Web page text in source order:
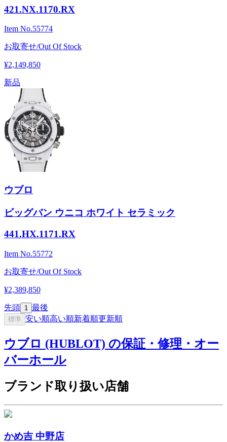
421.NX.1170.RX
Item No.55774
お取寄せ/Out Of Stock
¥2,149,850
新品
ウブロ
ビッグバン ウニコ ホワイト セラミック
441.HX.1171.RX
Item No.55772
お取寄せ/Out Of Stock
¥2,389,850
先頭 1 最後
標準 安い順高い順新着順更新順
ウブロ (HUBLOT) の保証・修理・オー
バーホール
ブランド取り扱い店舗
かめ吉 中野店